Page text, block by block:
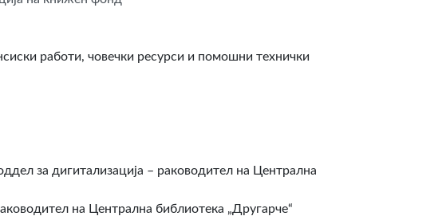
работи, човечки ресурси и помошни технички
за дигитализација – раководител на Централна
на Централна библиотека „Другарче“